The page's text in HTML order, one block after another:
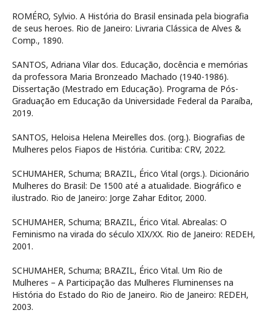
ROMÉRO, Sylvio. A História do Brasil ensinada pela biografia
de seus heroes. Rio de Janeiro: Livraria Clássica de Alves &
Comp., 1890.
SANTOS, Adriana Vilar dos. Educação, docência e memórias
da professora Maria Bronzeado Machado (1940-1986).
Dissertação (Mestrado em Educação). Programa de Pós-
Graduação em Educação da Universidade Federal da Paraíba,
2019.
SANTOS, Heloisa Helena Meirelles dos. (org.). Biografias de
Mulheres pelos Fiapos de História. Curitiba: CRV, 2022.
SCHUMAHER, Schuma; BRAZIL, Érico Vital (orgs.). Dicionário
Mulheres do Brasil: De 1500 até a atualidade. Biográfico e
ilustrado. Rio de Janeiro: Jorge Zahar Editor, 2000.
SCHUMAHER, Schuma; BRAZIL, Érico Vital. Abrealas: O
Feminismo na virada do século XIX/XX. Rio de Janeiro: REDEH,
2001.
SCHUMAHER, Schuma; BRAZIL, Érico Vital. Um Rio de
Mulheres – A Participação das Mulheres Fluminenses na
História do Estado do Rio de Janeiro. Rio de Janeiro: REDEH,
2003.